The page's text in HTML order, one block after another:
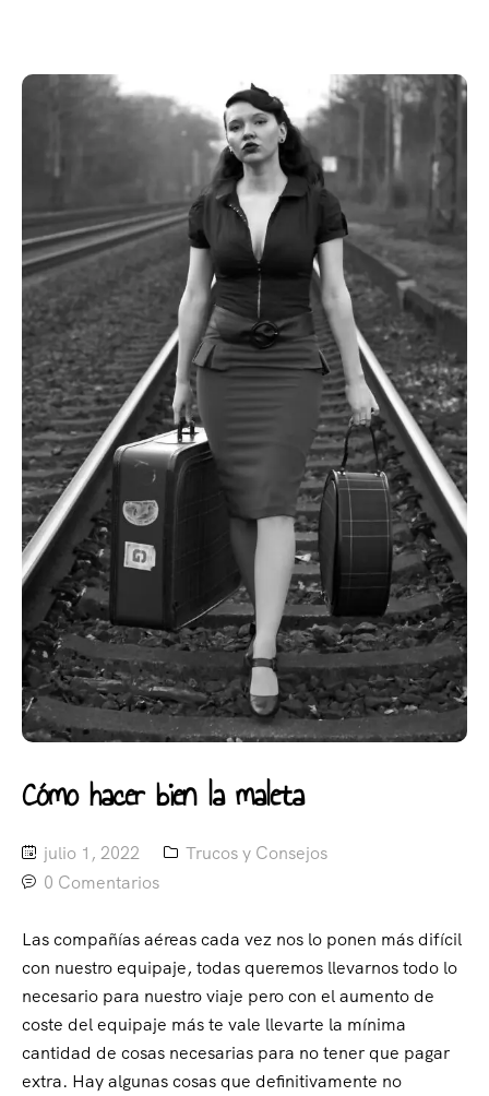
Cómo hacer bien la maleta
julio 1, 2022
Trucos y Consejos
0 Comentarios
Las compañías aéreas cada vez nos lo ponen más difícil
con nuestro equipaje, todas queremos llevarnos todo lo
necesario para nuestro viaje pero con el aumento de
coste del equipaje más te vale llevarte la mínima
cantidad de cosas necesarias para no tener que pagar
extra. Hay algunas cosas que definitivamente no